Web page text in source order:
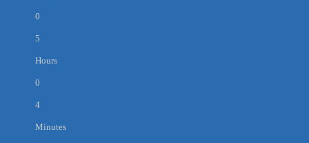
0
5
Hours
0
4
Minutes